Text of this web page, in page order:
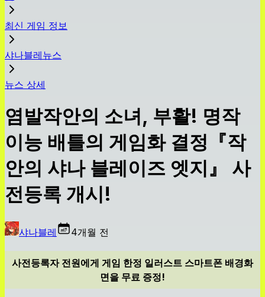
최신 게임 정보
샤나블레뉴스
뉴스 상세
염발작안의 소녀, 부활! 명작
이능 배틀의 게임화 결정『작
안의 샤나 블레이즈 엣지』 사
전등록 개시!
샤나블레 4개월 전
사전등록자 전원에게 게임 한정 일러스트 스마트폰 배경화
면을 무료 증정!